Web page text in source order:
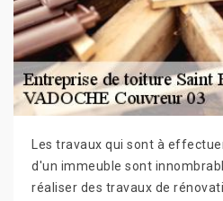
Les travaux qui sont à
d'un immeuble sont
réaliser des travaux de